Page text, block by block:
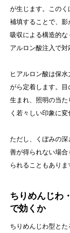
が生じます。この
補填することで、
吸収による構造的
アルロン酸注入で対
ヒアルロン酸は保
がら定着します。
生まれ、照明の当
く若々しい印象に変
ただし、くぼみの
善が得られない場
られることもありま
ちりめんじわ
で効くか
ちりめんじわ型と